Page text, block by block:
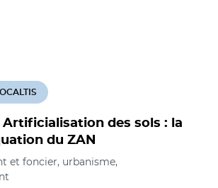
Artificialisation des sols : la
du ZAN
et foncier, urbanisme,